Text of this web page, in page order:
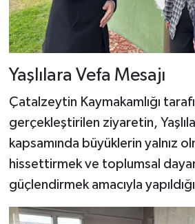
Yaşlılara Vefa Mesajı
Çatalzeytin Kaymakamlığı
gerçekleştirilen ziyaretin,
kapsamında büyüklerin yalnız
hissettirmek ve toplumsal
güçlendirmek amacıyla